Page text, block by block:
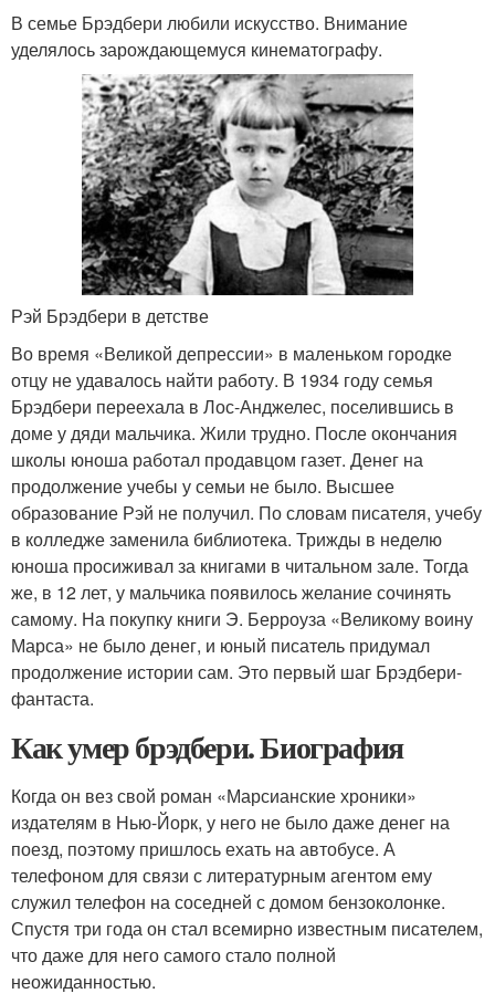
В семье Брэдбери любили искусство. Внимание
уделялось зарождающемуся кинематографу.
Рэй Брэдбери в детстве
Во время «Великой депрессии» в маленьком городке
отцу не удавалось найти работу. В 1934 году семья
Брэдбери переехала в Лос-Анджелес, поселившись в
доме у дяди мальчика. Жили трудно. После окончания
школы юноша работал продавцом газет. Денег на
продолжение учебы у семьи не было. Высшее
образование Рэй не получил. По словам писателя, учебу
в колледже заменила библиотека. Трижды в неделю
юноша просиживал за книгами в читальном зале. Тогда
же, в 12 лет, у мальчика появилось желание сочинять
самому. На покупку книги Э. Берроуза «Великому воину
Марса» не было денег, и юный писатель придумал
продолжение истории сам. Это первый шаг Брэдбери-
фантаста.
Как умер брэдбери. Биография
Когда он вез свой роман «Марсианские хроники»
издателям в Нью-Йорк, у него не было даже денег на
поезд, поэтому пришлось ехать на автобусе. А
телефоном для связи с литературным агентом ему
служил телефон на соседней с домом бензоколонке.
Спустя три года он стал всемирно известным писателем,
что даже для него самого стало полной
неожиданностью.